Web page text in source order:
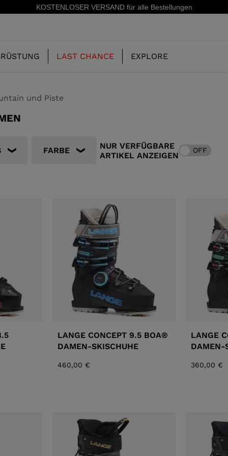
15 % Rabatt auf Ihre erste Bestellung:
ENTDECKEN
SKISCHUHE-FREERIDE
SPX
PROTEKTOREN
LAST CHANCE
LOOK
EXPLORE
GESCHICHTE
und Piste
FARBE
NUR VERFÜGBARE
ARTIKEL ANZEIGEN
OFF
LANGE CONCEPT 9.5 BOA®
DAMEN-SKISCHUHE
460,00 €
LANGE
DAMEN-
360,00 €